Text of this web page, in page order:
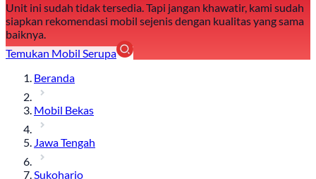
Unit ini sudah tidak tersedia. Tapi jangan khawatir, kami sudah
siapkan rekomendasi mobil sejenis dengan kualitas yang sama
baiknya.
Temukan Mobil Serupa
Beranda
Mobil Bekas
Jawa Tengah
Sukoharjo